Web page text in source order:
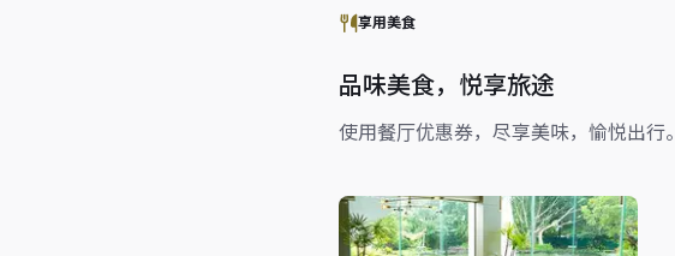
享用美食
品味美食，悦享旅途
使用餐厅优惠券，尽享美味，愉悦出行。